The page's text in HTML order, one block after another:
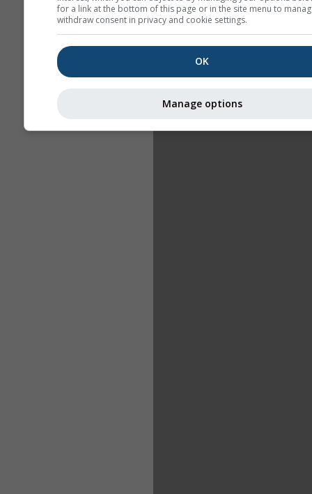
for a link at the bottom of this page or in the site menu to
withdraw consent in privacy and cookie settings.
OK
Manage options